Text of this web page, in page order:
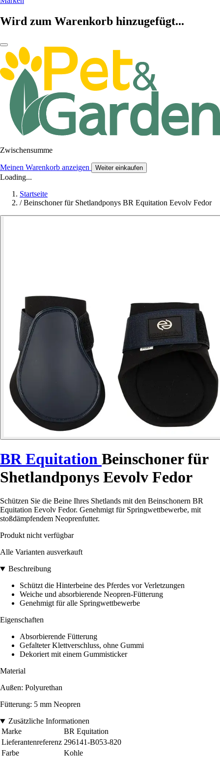
Wird zum Warenkorb hinzugefügt...
Zwischensumme
Meinen Warenkorb anzeigen Weiter einkaufen
Loading...
Startseite
/ Beinschoner für Shetlandponys BR Equitation Eevolv Fedor
BR Equitation Beinschoner für
Shetlandponys Eevolv Fedor
Schützen Sie die Beine Ihres Shetlands mit den Beinschonern BR
Equitation Eevolv Fedor. Genehmigt für Springwettbewerbe, mit
stoßdämpfendem Neoprenfutter.
Produkt nicht verfügbar
Alle Varianten ausverkauft
Beschreibung
Schützt die Hinterbeine des Pferdes vor Verletzungen
Weiche und absorbierende Neopren-Fütterung
Genehmigt für alle Springwettbewerbe
Eigenschaften
Absorbierende Fütterung
Gefalteter Klettverschluss, ohne Gummi
Dekoriert mit einem Gummisticker
Material
Außen: Polyurethan
Fütterung: 5 mm Neopren
Zusätzliche Informationen
Marke
BR Equitation
Lieferantenreferenz 296141-B053-820
Farbe
Kohle